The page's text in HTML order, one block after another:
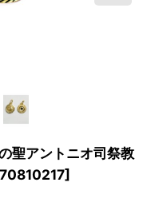
アントニオ司祭教
70810217]